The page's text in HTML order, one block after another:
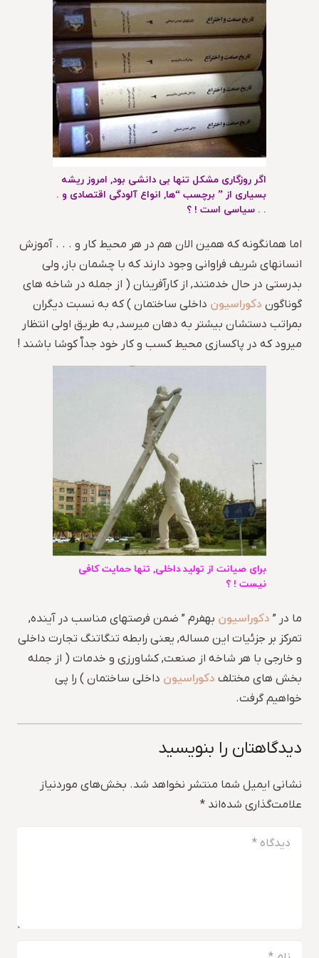
اگر روزگاری مشکل تنها بی دانشی بود, امروز ریشه
بسیاری از ” برچسب “ها, انواع آلودگی اقتصادی و .
. . سیاسی است ! ؟
اما همانگونه که همین الان هم در هر محیط کار و . . . آموزش
انسانهای شریف فراوانی وجود دارند که با چشمان باز, ولی
بدرستی در حال خدمتند, از کارآفرینان ( از جمله در شاخه های
گوناگون دکوراسیون داخلی ساختمان ) که به نسبت دیگران
بمراتب دستشان بیشتر به دهان میرسد, به طریق اولی انتظار
میرود که در پاکسازی محیط کسب و کار خود جداٌ کوشا باشند !
برای صیانت از تولید داخلی, تنها حمایت کافی
نیست ! ؟
ما در ” دکوراسیون بهفرم ” ضمن فرصتهای مناسب در آینده,
تمرکز بر جزئیات این مساله, یعنی رابطه تنگاتنگ تجارت داخلی
و خارجی با هر شاخه از صنعت, کشاورزی و خدمات ( از جمله
بخش های مختلف دکوراسیون داخلی ساختمان ) را پی
خواهیم گرفت.
دیدگاهتان را بنویسید
نشانی ایمیل شما منتشر نخواهد شد. بخش‌های موردنیاز
علامت‌گذاری شده‌اند *